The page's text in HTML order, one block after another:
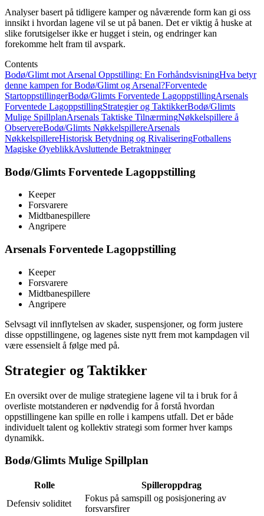
Analyser basert på tidligere kamper og nåværende form kan gi oss
innsikt i hvordan lagene vil se ut på banen. Det er viktig å huske at
slike forutsigelser ikke er hugget i stein, og endringer kan
forekomme helt fram til avspark.
Contents
Bodø/Glimt mot Arsenal Oppstilling: En ForhåndsvisningHva betyr
denne kampen for Bodø/Glimt og Arsenal?Forventede
StartoppstillingerBodø/Glimts Forventede LagoppstillingArsenals
Forventede LagoppstillingStrategier og TaktikkerBodø/Glimts
Mulige SpillplanArsenals Taktiske TilnærmingNøkkelspillere å
ObservereBodø/Glimts NøkkelspillereArsenals
NøkkelspillereHistorisk Betydning og RivaliseringFotballens
Magiske ØyeblikkAvsluttende Betraktninger
Bodø/Glimts Forventede Lagoppstilling
Keeper
Forsvarere
Midtbanespillere
Angripere
Arsenals Forventede Lagoppstilling
Keeper
Forsvarere
Midtbanespillere
Angripere
Selvsagt vil innflytelsen av skader, suspensjoner, og form justere
disse oppstillingene, og lagenes siste nytt frem mot kampdagen vil
være essensielt å følge med på.
Strategier og Taktikker
En oversikt over de mulige strategiene lagene vil ta i bruk for å
overliste motstanderen er nødvendig for å forstå hvordan
oppstillingene kan spille en rolle i kampens utfall. Det er både
individuelt talent og kollektiv strategi som former hver kamps
dynamikk.
Bodø/Glimts Mulige Spillplan
Rolle
Spilleroppdrag
Defensiv soliditet
Fokus på samspill og posisjonering av
forsvarsfirer